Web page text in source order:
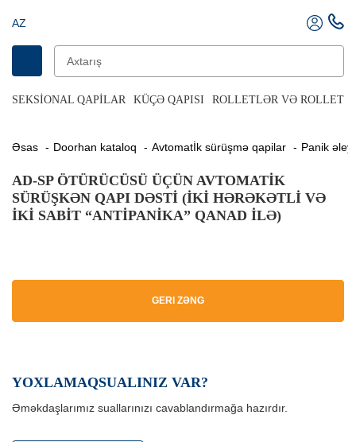
AZ
SEKSIONAL QAPILAR KÜÇƏ QAPISI ROLLETLƏR VƏ ROLLET
Əsas Doorhan kataloq Avtomatİk sürüşmə qapilar Panik
AD-SP ÖTÜRÜCÜSÜ ÜÇÜN AVTOMATIK
SÜRÜŞKƏN QAPI DƏSTI (IKI HƏRƏKƏTLI VƏ
IKI SABIT “ANTIPANIKA” QANAD ILƏ)
GERI ZƏNG
YOXLAMAQSUALINIZ VAR?
Əməkdaşlarımız suallarınızı cavablandırmağa hazırdır.